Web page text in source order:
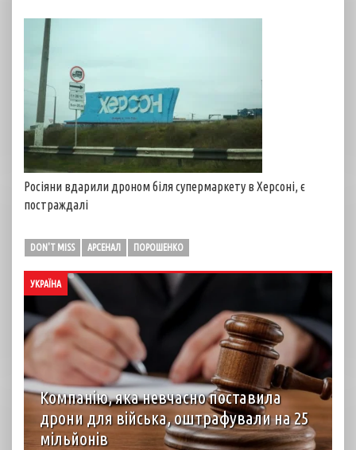
Росіяни вдарили дроном біля супермаркету в Херсоні, є
постраждалі
DON'T MISS АРСЕНАЛ ПОРОШЕНКО
УКРАЇНА
Компанію, яка невчасно поставила
дрони для війська, оштрафували на 25
мільйонів